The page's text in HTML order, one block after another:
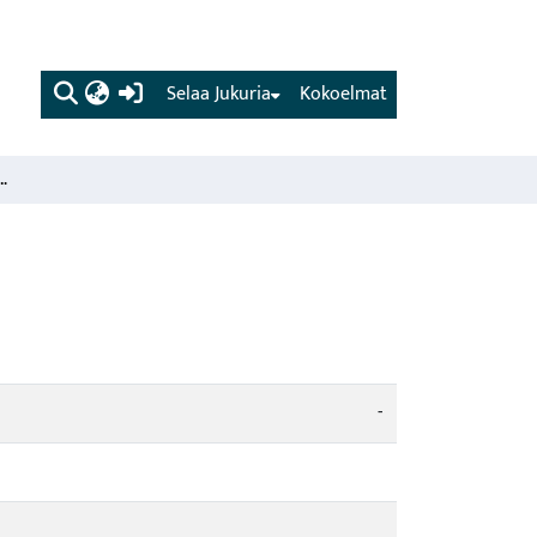
(current) Kokoelmat
Selaa Jukuria
konklusioner.
-